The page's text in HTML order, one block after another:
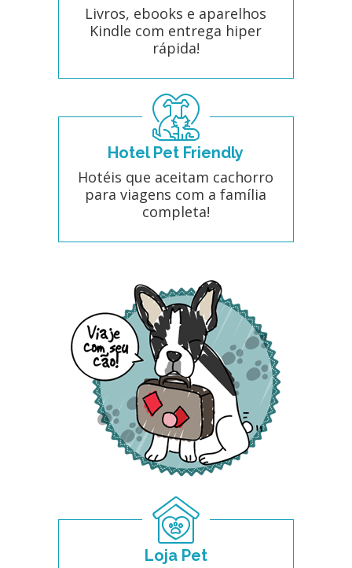
Livros, ebooks e aparelhos
Kindle com entrega hiper
rápida!
Hotel Pet Friendly
Hotéis que aceitam cachorro
para viagens com a família
completa!
Loja Pet